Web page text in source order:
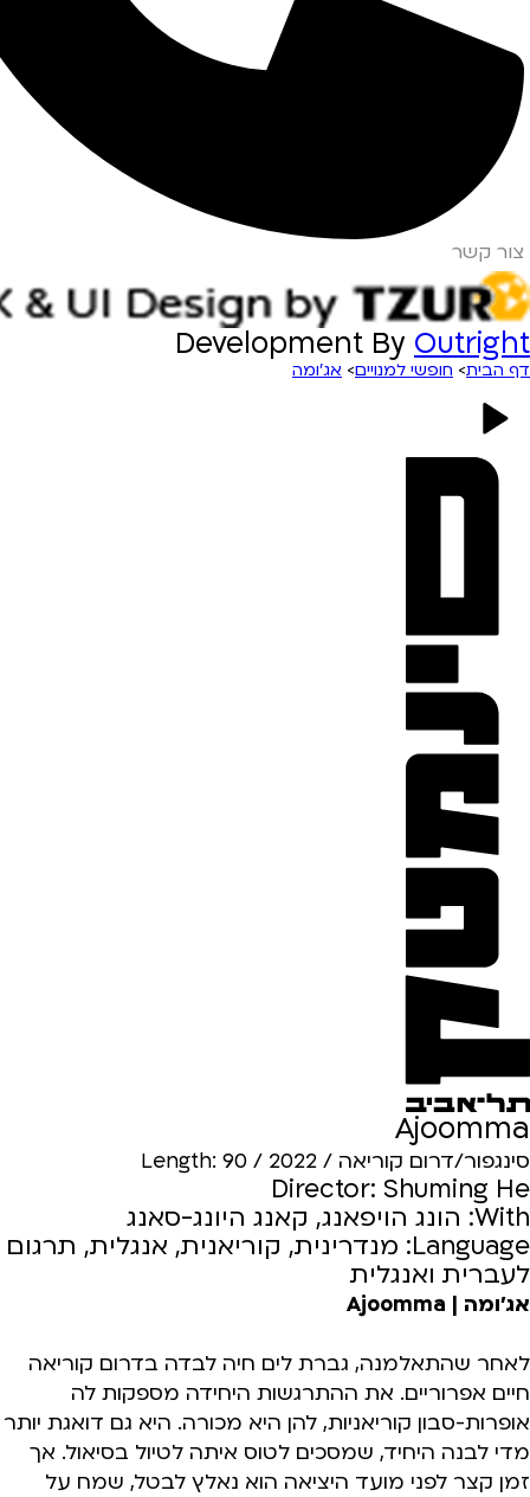
צור קשר
Development By Outright
דף הבית> חופשי למנויים> אג’ומה
Ajoomma
סינגפור/דרום קוריאה / 2022 / Length: 90
Director: Shuming He
With: הונג הויפאנג, קאנג היונג-סאנג
Language: מנדרינית, קוריאנית, אנגלית, תרגום
לעברית ואנגלית
אג'ומה | Ajoomma
לאחר שהתאלמנה, גברת לים חיה לבדה בדרום קוריאה
חיים אפרוריים. את ההתרגשות היחידה מספקות לה
אופרות-סבון קוריאניות, להן היא מכורה. היא גם דואגת יותר
מדי לבנה היחיד, שמסכים לטוס איתה לטיול בסיאול. אך
זמן קצר לפני מועד היציאה הוא נאלץ לבטל, שמח על